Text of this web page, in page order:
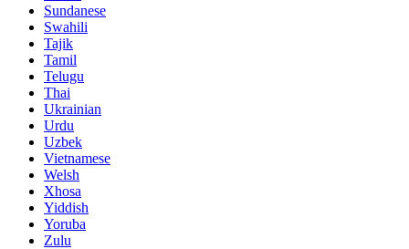
Sundanese
Swahili
Tajik
Tamil
Telugu
Thai
Ukrainian
Urdu
Uzbek
Vietnamese
Welsh
Xhosa
Yiddish
Yoruba
Zulu